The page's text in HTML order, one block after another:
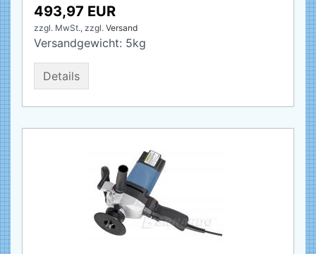
493,97 EUR
zzgl. MwSt., zzgl. Versand
Versandgewicht: 5kg
Details